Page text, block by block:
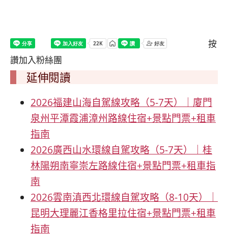
按
讚加入粉絲團
延伸閱讀
2026福建山海自駕線攻略（5-7天）｜廈門
泉州平潭霞浦漳州路線住宿+景點門票+租車
指南
2026廣西山水環線自駕攻略（5-7天）｜桂
林陽朔南寧崇左路線住宿+景點門票+租車指
南
2026雲南滇西北環線自駕攻略（8-10天）｜
昆明大理麗江香格里拉住宿+景點門票+租車
指南